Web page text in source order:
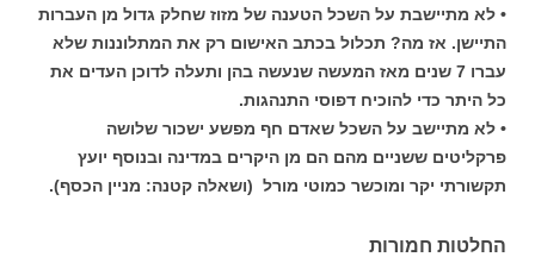
• לא מתיישבת על השכל הטענה של מזוז שחלק גדול מן העברות
התיישן. אז מה? תכלול בכתב האישום רק את המתלוננות שלא
עברו 7 שנים מאז המעשה שנעשה בהן ותעלה לדוכן העדים את
כל היתר כדי להוכיח דפוסי התנהגות.
• לא מתיישב על השכל שאדם חף מפשע ישכור שלושה
פרקליטים ששניים מהם הם מן היקרים במדינה ובנוסף יועץ
תקשורתי יקר ומוכשר כמוטי מורל (ושאלה קטנה: מניין הכסף).
החלטות חמורות